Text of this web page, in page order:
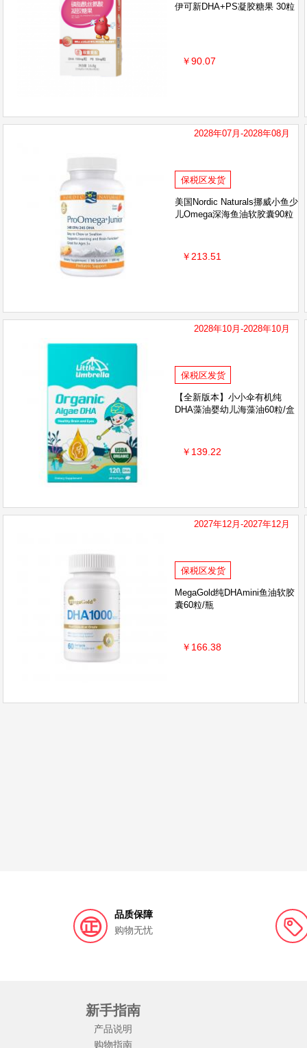
伊可新DHA+PS凝胶糖果 30粒
￥90.07
2028年07月-2028年08月
保税区发货
美国Nordic Naturals挪威小鱼少
儿Omega深海鱼油软胶囊90粒
￥213.51
2028年10月-2028年10月
保税区发货
【全新版本】小小伞有机纯
DHA藻油婴幼儿海藻油60粒/盒
￥139.22
2027年12月-2027年12月
保税区发货
MegaGold纯DHAmini鱼油软胶
囊60粒/瓶
￥166.38
品质保障
购物无忧
新手指南
产品说明
购物指南